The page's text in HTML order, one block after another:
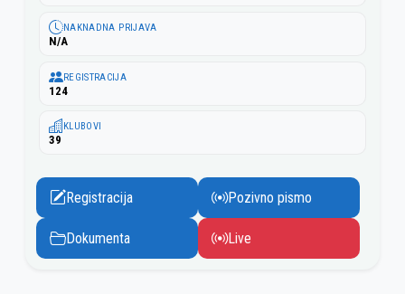
NAKNADNA PRIJAVA
N/A
REGISTRACIJA
124
KLUBOVI
39
Registracija Pozivno pismo
Dokumenta Live